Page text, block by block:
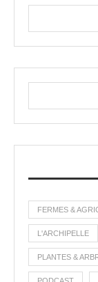
FERMES &
L'ARCHIPELLE
PLANTES &